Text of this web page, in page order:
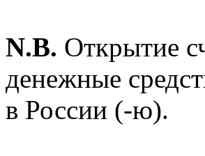
N.B. Открытие
денежные
в России (-ю).